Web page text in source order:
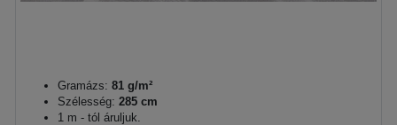
Gramázs: 81 g/m²
Szélesség: 285 cm
1 m - tól áruljuk.